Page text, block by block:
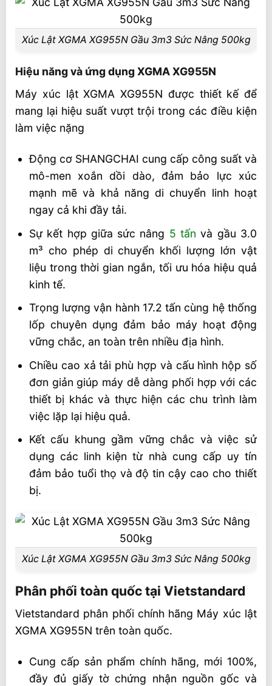
Xúc Lật XGMA XG955N Gầu 3m3 Sức Nâng 500kg
Hiệu năng và ứng dụng XGMA XG955N
Máy xúc lật XGMA XG955N được thiết kế để
mang lại hiệu suất vượt trội trong các điều kiện
làm việc nặng
Động cơ SHANGCHAI cung cấp công suất và
mô-men xoắn dồi dào, đảm bảo lực xúc
mạnh mẽ và khả năng di chuyển linh hoạt
ngay cả khi đầy tải.
Sự kết hợp giữa sức nâng 5 tấn và gầu 3.0
m³ cho phép di chuyển khối lượng lớn vật
liệu trong thời gian ngắn, tối ưu hóa hiệu quả
kinh tế.
Trọng lượng vận hành 17.2 tấn cùng hệ thống
lốp chuyên dụng đảm bảo máy hoạt động
vững chắc, an toàn trên nhiều địa hình.
Chiều cao xả tải phù hợp và cấu hình hộp số
đơn giản giúp máy dễ dàng phối hợp với các
thiết bị khác và thực hiện các chu trình làm
việc lặp lại hiệu quả.
Kết cấu khung gầm vững chắc và việc sử
dụng các linh kiện từ nhà cung cấp uy tín
đảm bảo tuổi thọ và độ tin cậy cao cho thiết
bị.
Xúc Lật XGMA XG955N Gầu 3m3 Sức Nâng 500kg
Phân phối toàn quốc tại Vietstandard
Vietstandard phân phối chính hãng Máy xúc lật
XGMA XG955N trên toàn quốc.
Cung cấp sản phẩm chính hãng, mới 100%,
đầy đủ giấy tờ chứng nhận nguồn gốc và